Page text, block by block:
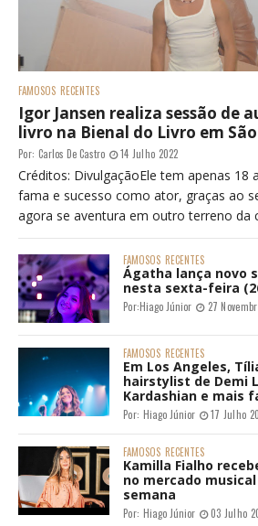
FAMOSOS RECENTES
Igor Jansen realiza sessão de
livro na Bienal do Livro em
Por: Carlos De Castro 14 Julho 2022
Créditos: DivulgaçãoEle tem apenas 18
fama e sucesso como ator, graças ao
agora se aventura em outro terreno da
FAMOSOS RECENTES
Ágatha lança novo
nesta sexta-feira
Por:Hiago Júnior 27
FAMOSOS RECENTES
Em Los Angeles,
hairstylist de Demi
Kardashian e mais
Por: Hiago Júnior 17 Julho
FAMOSOS RECENTES
Kamilla Fialho
no mercado
semana
Por: Hiago Júnior 03 Julho